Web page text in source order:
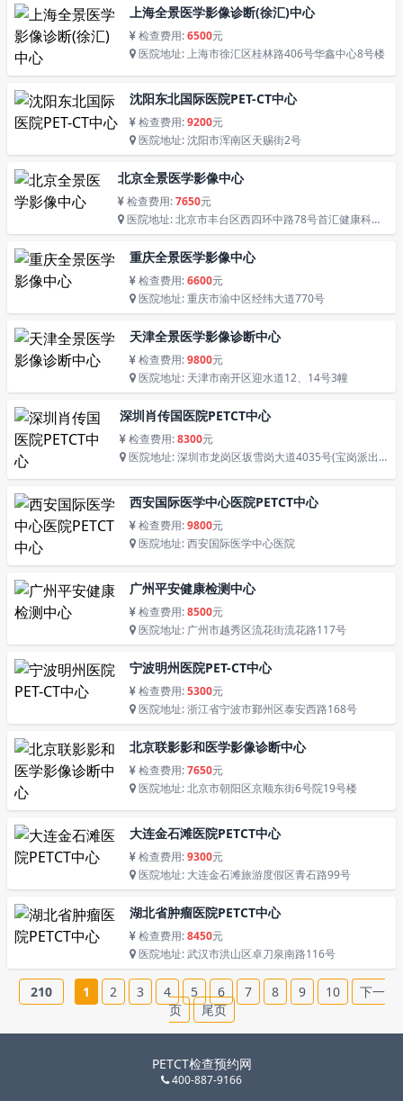
上海全景医学影像诊断(徐汇)中心
检查费用:6500元
医院地址: 上海市徐汇区桂林路406号华鑫中心8号楼
沈阳东北国际医院PET-CT中心
检查费用:9200元
医院地址: 沈阳市浑南区天赐街2号
北京全景医学影像中心
检查费用:7650元
医院地址: 北京市丰台区西四环中路78号首汇健康科技
园3号楼
重庆全景医学影像中心
检查费用:6600元
医院地址: 重庆市渝中区经纬大道770号
天津全景医学影像诊断中心
检查费用:9800元
医院地址: 天津市南开区迎水道12、14号3幢
深圳肖传国医院PETCT中心
检查费用:8300元
医院地址: 深圳市龙岗区坂雪岗大道4035号(宝岗派出
西安国际医学中心医院PETCT中心
检查费用:9800元
医院地址: 西安国际医学中心医院
广州平安健康检测中心
检查费用:8500元
医院地址: 广州市越秀区流花街流花路117号
宁波明州医院PET-CT中心
检查费用:5300元
医院地址: 浙江省宁波市鄞州区泰安西路168号
北京联影影和医学影像诊断中心
检查费用:7650元
医院地址: 北京市朝阳区京顺东街6号院19号楼
大连金石滩医院PETCT中心
检查费用:9300元
医院地址: 大连金石滩旅游度假区青石路99号
湖北省肿瘤医院PETCT中心
检查费用:8450元
医院地址: 武汉市洪山区卓刀泉南路116号
210 1 2 3 4 5 6 7 8 9 10
下一
页
尾页
PETCT检查预约网
400-887-9166